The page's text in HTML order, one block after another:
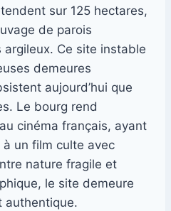
sur 125 hectares,
de parois
Ce site instable
demeures
aujourd’hui que
Le bourg rend
cinéma français, ayant
un film culte avec
nature fragile et
le site demeure
authentique.